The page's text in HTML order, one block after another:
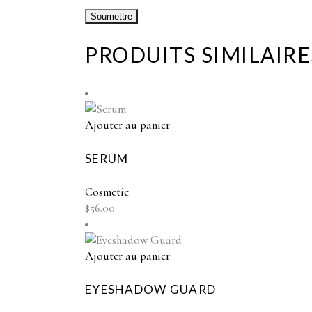
PRODUITS
Ajouter au panier
SERUM
Cosmetic
$56.00
Ajouter au panier
EYESHADOW GUARD